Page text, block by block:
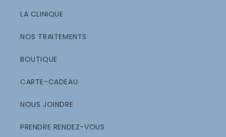
LA CLINIQUE
NOS TRAITEMENTS
BOUTIQUE
CARTE-CADEAU
NOUS JOINDRE
PRENDRE RENDEZ-VOUS